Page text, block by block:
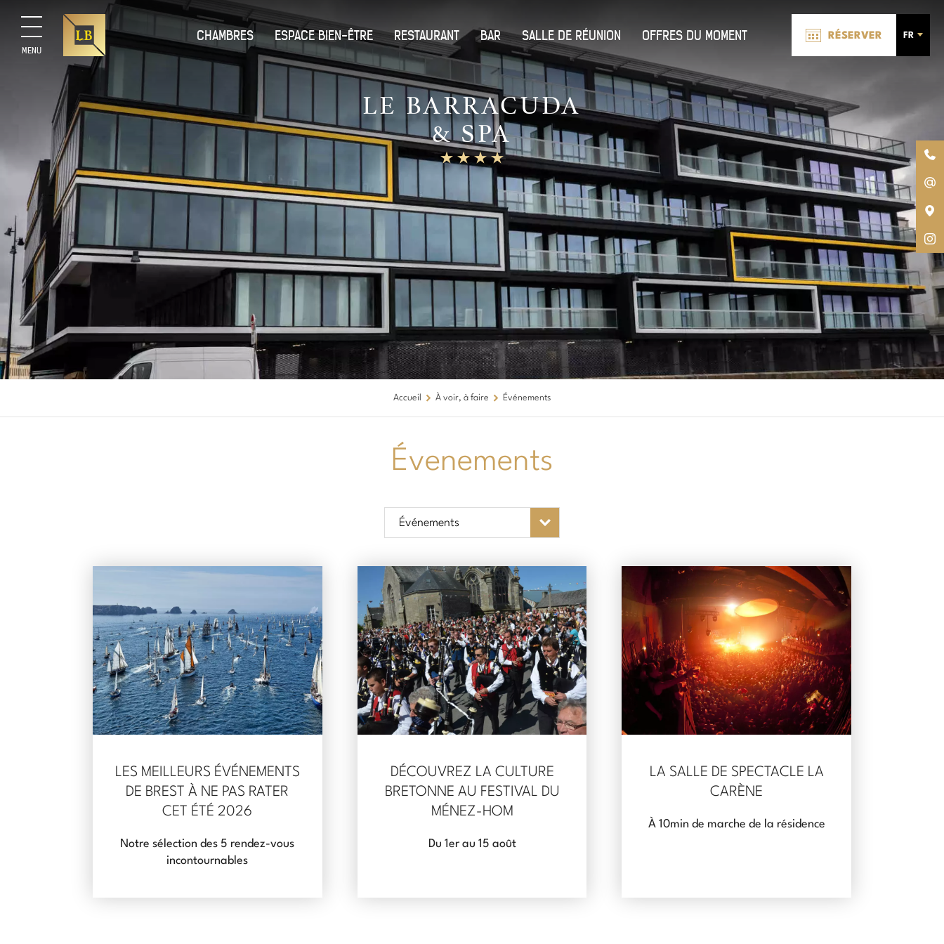
MENU
CHAMBRES ESPACE BIEN-ÊTRE RESTAURANT BAR SALLE DE RÉUNION OFFRES DU MOMENT RÉSERVER FR
LE BARRACUDA
& SPA
Accueil À voir, à faire Événements
Évenements
LES MEILLEURS ÉVÉNEMENTS
DE BREST À NE PAS RATER
CET ÉTÉ 2026
Notre sélection des 5 rendez-vous
incontournables
DÉCOUVREZ LA CULTURE
BRETONNE AU FESTIVAL DU
MÉNEZ-HOM
Du 1er au 15 août
LA SALLE DE SPECTACLE LA
CARÈNE
À 10min de marche de la résidence